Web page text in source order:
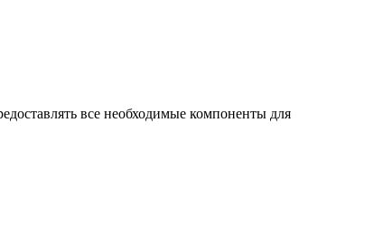
все необходимые компоненты для